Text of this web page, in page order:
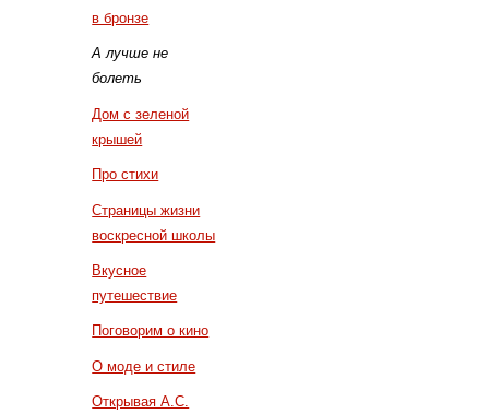
в бронзе
А лучше не
болеть
Дом с зеленой
крышей
Про стихи
Страницы жизни
воскресной школы
Вкусное
путешествие
Поговорим о кино
О моде и стиле
Открывая А.С.